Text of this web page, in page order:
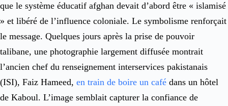
que le système éducatif afghan devait d’abord être « islamisé
» et libéré de l’influence coloniale. Le symbolisme renforçait
le message. Quelques jours après la prise de pouvoir
talibane, une photographie largement diffusée montrait
l’ancien chef du renseignement interservices pakistanais
(ISI), Faiz Hameed, en train de boire un café dans un hôtel
de Kaboul. L’image semblait capturer la confiance de